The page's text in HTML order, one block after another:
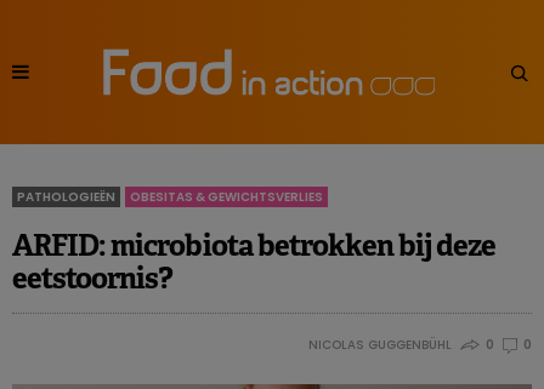
PATHOLOGIEËN OBESITAS & GEWICHTSVERLIES
ARFID: microbiota betrokken bij deze
eetstoornis?
NICOLAS GUGGENBÜHL 0 0